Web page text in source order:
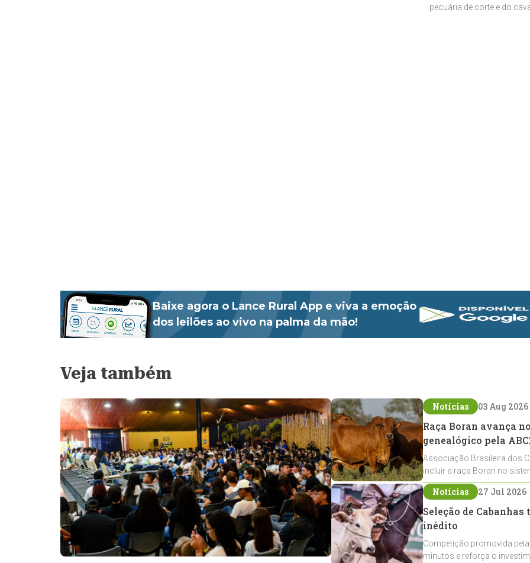
pecuária de corte e do
Baixe agora o Lance Rural App e viva a emoção
dos leilões ao vivo na palma da mão!
Veja também
Notícias 03 Aug 2026
Raça Boran avança
genealógico pela
Associação Brasileira dos
incluir a raça Boran no
expansão na pecuária
Notícias 27 Jul 2026
Seleção de
inédito
Competição promovida
minutos e reforça o